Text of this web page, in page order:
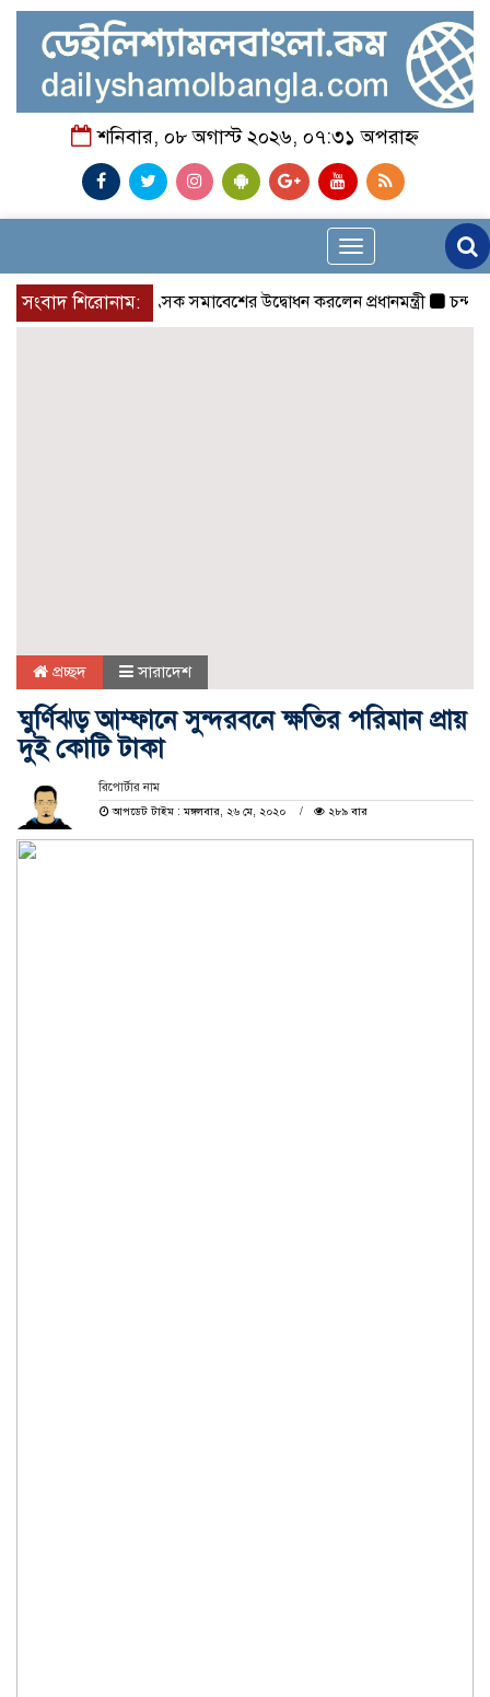
শনিবার, ০৮ অগাস্ট ২০২৬, ০৭:৩১ অপরাহ্ন
Toggle
navigation
সংবাদ শিরোনাম:
চিকিৎসক সমাবেশের উদ্বোধন করলেন প্রধানমন্ত্রী চন্দনাইশে
প্রচ্ছদ সারাদেশ
ঘুর্ণিঝড় আম্ফানে সুন্দরবনে ক্ষতির পরিমান প্রায়
দুই কোটি টাকা
রিপোর্টার নাম
আপডেট টাইম : মঙ্গলবার, ২৬ মে, ২০২০
২৮৯ বার